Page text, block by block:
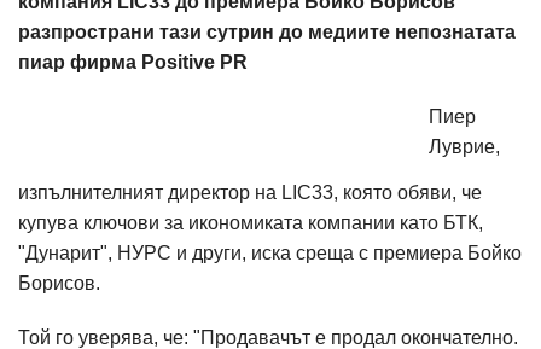
разпространи тази сутрин до медиите непознатата
пиар фирма Positive PR
Пиер
Луврие,
изпълнителният директор на LIC33, която обяви, че
купува ключови за икономиката компании като БТК,
"Дунарит", НУРС и други, иска среща с премиера Бойко
Борисов.
Той го уверява, че: "Продавачът е продал окончателно.